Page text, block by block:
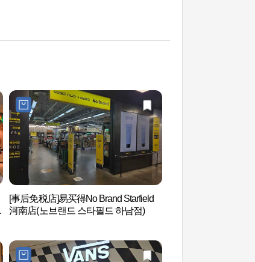
[事后免税店]易买得No Brand Starfield
河南店(노브랜드 스타필드 하남점)